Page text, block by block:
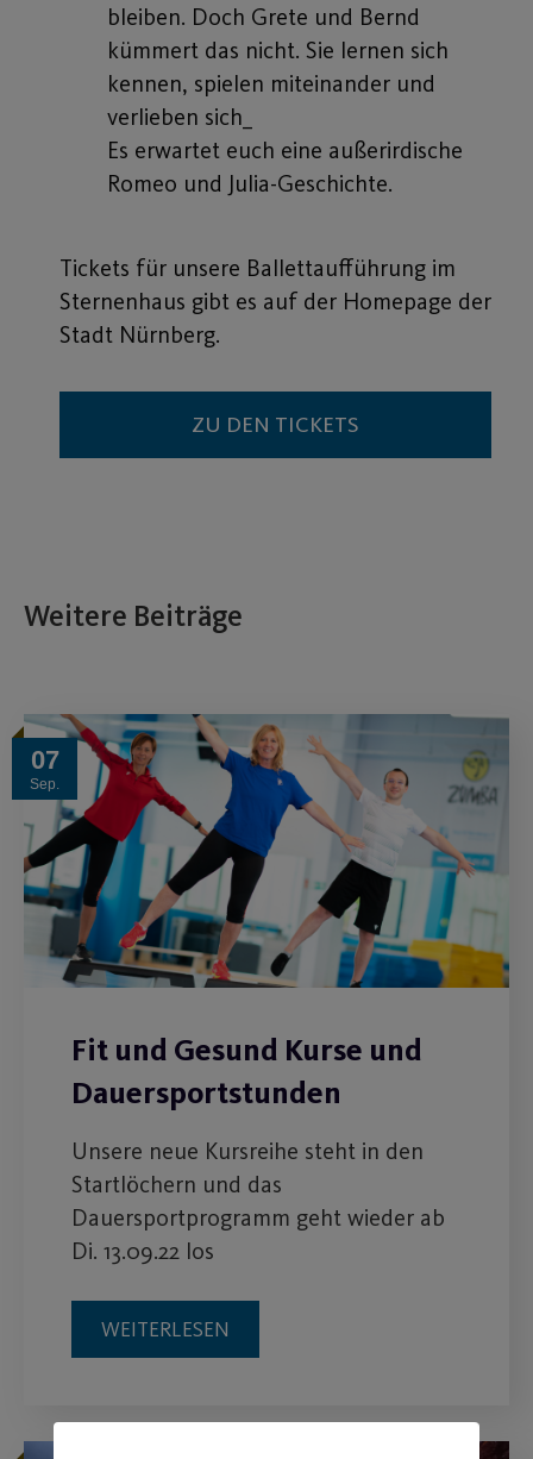
bleiben. Doch Grete und Bernd
kümmert das nicht. Sie lernen sich
kennen, spielen miteinander und
verlieben sich_
Es erwartet euch eine außerirdische
Romeo und Julia-Geschichte.
Tickets für unsere Ballettaufführung im
Sternenhaus gibt es auf der Homepage der
Stadt Nürnberg.
ZU DEN TICKETS
Weitere Beiträge
07
Sep.
Fit und Gesund Kurse und
Dauersportstunden
Unsere neue Kursreihe steht in den
Startlöchern und das
Dauersportprogramm geht wieder ab
Di. 13.09.22 los
WEITERLESEN